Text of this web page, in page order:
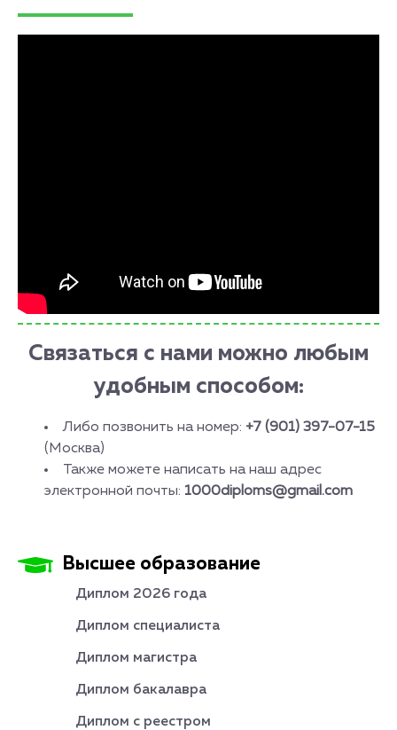
Связаться с нами можно любым
удобным способом:
Либо позвонить на номер: +7 (901) 397-07-15
(Москва)
Также можете написать на наш адрес
электронной почты: 1000diploms@gmail.com
Высшее образование
Диплом 2026 года
Диплом специалиста
Диплом магистра
Диплом бакалавра
Диплом с реестром